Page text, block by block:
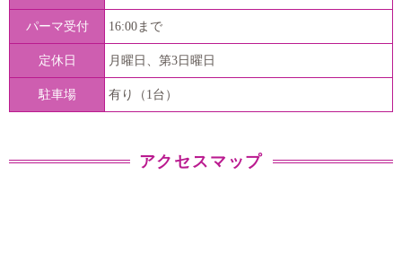
パーマ受付 16:00まで
定休日 月曜日、第3日曜日
駐車場 有り（1台）
アクセスマップ